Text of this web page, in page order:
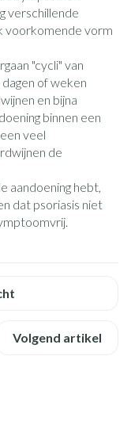
verschillende
voorkomende vorm
"cycli" van
of weken
en bijna
binnen een
veel
de
aandoening hebt,
dat psoriasis niet
Volgend artikel